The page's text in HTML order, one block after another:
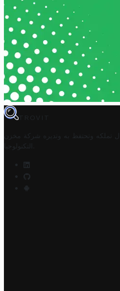
TROVIT
تملكه وتحتفظ به وتديره
شركة مخزن
التكنولوجيا